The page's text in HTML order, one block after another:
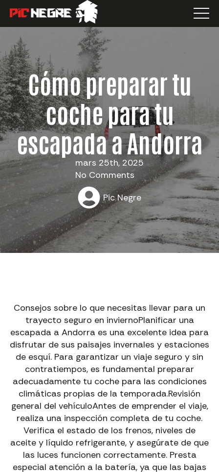
Cómo preparar tu
coche para tu
escapada a Andorra
mars 25th, 2025
No Comments
Pic Negre
Consejos sobre lo que necesitas llevar para un
trayecto seguro en inviernoPlanificar una
escapada a Andorra es una excelente idea para
disfrutar de sus paisajes invernales y estaciones
de esquí. Para garantizar un viaje seguro y sin
contratiempos, es fundamental preparar
adecuadamente tu coche para las condiciones
climáticas propias de la temporada.Revisión
general del vehículoAntes de emprender el viaje,
realiza una inspección completa de tu coche.
Verifica el estado de los frenos, niveles de
aceite y líquido refrigerante, y asegúrate de que
las luces funcionen correctamente. Presta
especial atención a la batería, ya que las bajas